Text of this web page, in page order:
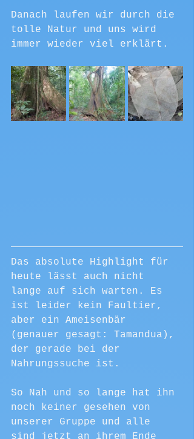
Danach laufen wir durch die
tolle Natur und uns wird
immer wieder viel erklärt.
Das absolute Highlight für
heute lässt auch nicht
lange auf sich warten. Es
ist leider kein Faultier,
aber ein Ameisenbär
(genauer gesagt: Tamandua),
der gerade bei der
Nahrungssuche ist.
So Nah und so lange hat ihn
noch keiner gesehen von
unserer Gruppe und alle
sind jetzt an ihrem Ende